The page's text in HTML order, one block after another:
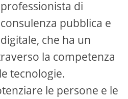
professionista di
consulenza pubblica e
digitale, che ha un
la competenza
tecnologie.
le persone e le